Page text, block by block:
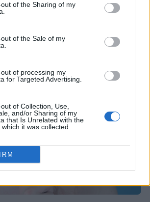
of the Sharing of my
of the Sale of my
of processing my
for Targeted Advertising.
of Collection, Use,
and/or Sharing of my
that Is Unrelated with the
it was collected.
είναι φυσιολογικό; Το τί μπορείτε
εξηγεί ενδοκρινολόγος.